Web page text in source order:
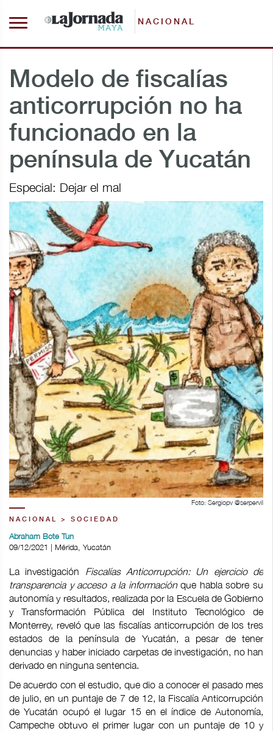
NACIONAL
Modelo de fiscalías
anticorrupción no ha
funcionado en la
península de Yucatán
Especial: Dejar el mal
Foto: Sergiopv @serpervil
NACIONAL > SOCIEDAD
Abraham Bote Tun
09/12/2021 | Mérida, Yucatán
La investigación Fiscalías Anticorrupción: Un ejercicio de
transparencia y acceso a la informaciónque habla sobre su
autonomía y resultados, realizada por la Escuela de Gobierno
y Transformación Pública del Instituto Tecnológico de
Monterrey, reveló que las fiscalías anticorrupción de los tres
estados de la península de Yucatán, a pesar de tener
denuncias y haber iniciado carpetas de investigación, no han
derivado en ninguna sentencia.
De acuerdo con el estudio, que dio a conocer el pasado mes
de julio, en un puntaje de 7 de 12, la Fiscalía Anticorrupción
de Yucatán ocupó el lugar 15 en el índice de Autonomía,
Campeche obtuvo el primer lugar con un puntaje de 10 y